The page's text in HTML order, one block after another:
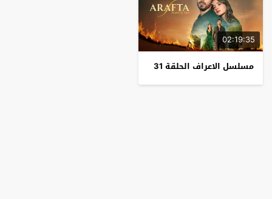
02:19:35
مسلسل الاعراف الحلقة 31